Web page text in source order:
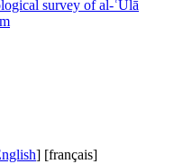
survey of al-ʿUlā
] [français]